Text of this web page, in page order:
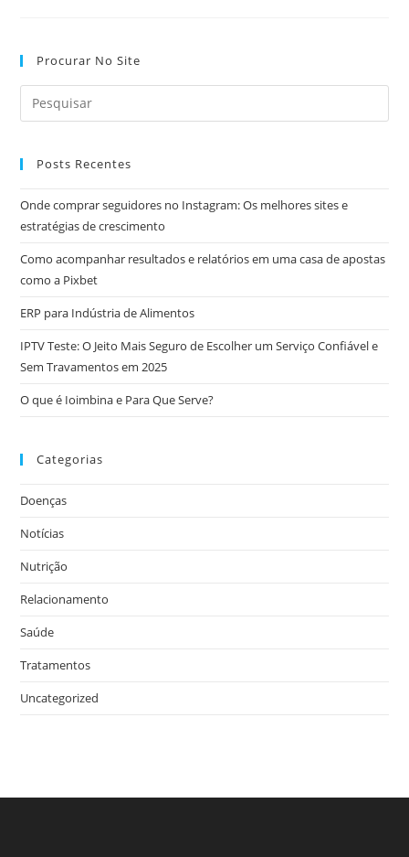
Procurar No Site
Posts Recentes
Onde comprar seguidores no Instagram: Os melhores sites e
estratégias de crescimento
Como acompanhar resultados e relatórios em uma casa de apostas
como a Pixbet
ERP para Indústria de Alimentos
IPTV Teste: O Jeito Mais Seguro de Escolher um Serviço Confiável e
Sem Travamentos em 2025
O que é Ioimbina e Para Que Serve?
Categorias
Doenças
Notícias
Nutrição
Relacionamento
Saúde
Tratamentos
Uncategorized